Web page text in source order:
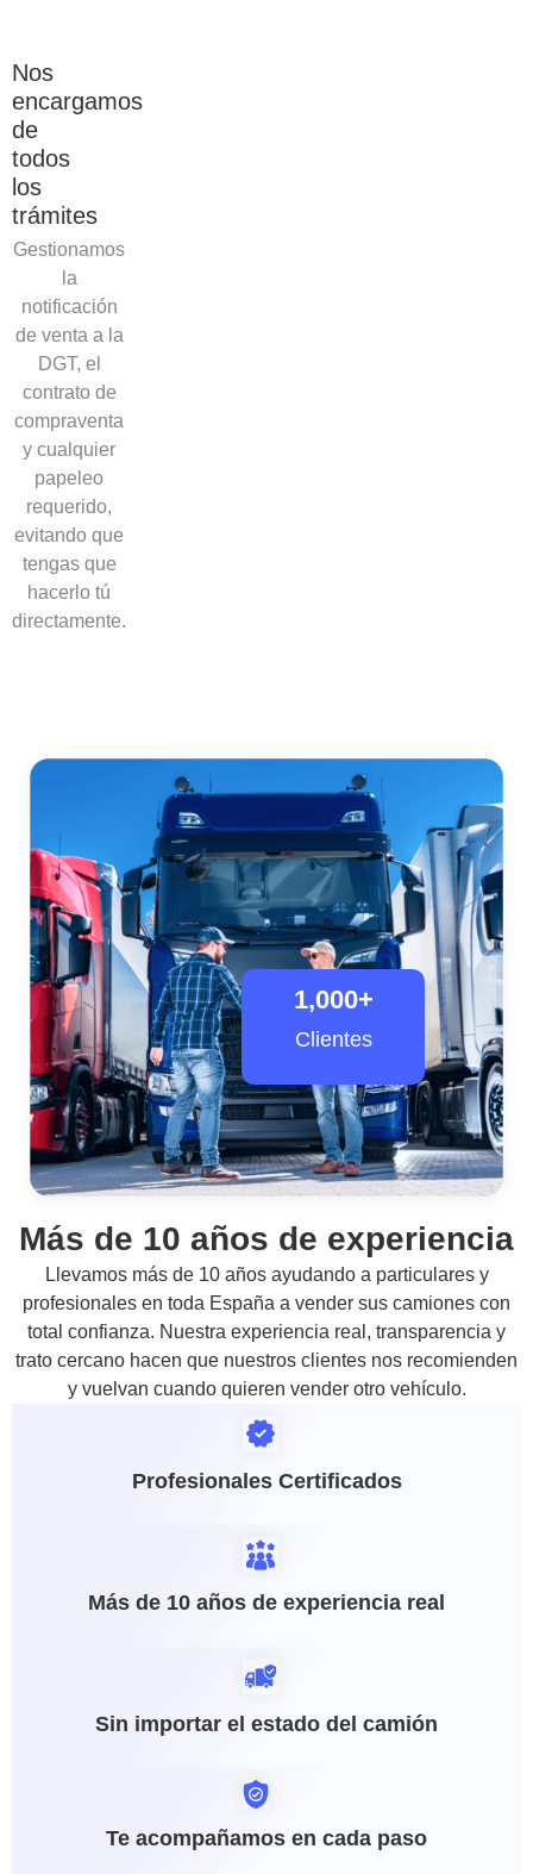
Nos
encargamos
de
todos
los
trámites
Gestionamos
la
notificación
de venta a la
DGT, el
contrato de
compraventa
y cualquier
papeleo
requerido,
evitando que
tengas que
hacerlo tú
directamente.
Clientes
1,000+
Más de 10 años de experiencia
Llevamos más de 10 años ayudando a particulares y
profesionales en toda España a vender sus camiones con
total confianza. Nuestra experiencia real, transparencia y
trato cercano hacen que nuestros clientes nos recomienden
y vuelvan cuando quieren vender otro vehículo.
Profesionales Certificados
Más de 10 años de experiencia real
Sin importar el estado del camión
Te acompañamos en cada paso